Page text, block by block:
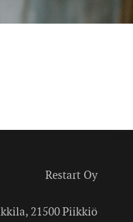
Restart Oy
21500 Piikkiö